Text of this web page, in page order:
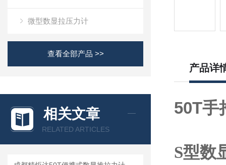
微型数显拉压力计
查看全部产品 >>
相关文章
RELATED ARTICLES
产品详
50T手
S型数